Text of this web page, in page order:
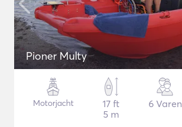
Pioner Multy
Motorjacht
17 ft
5 m
6 Varen